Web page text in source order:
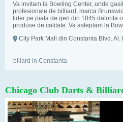
Va invitam la Bowling Center, unde
profesionale de billiard, marca
lider pe piata de gen din 1845 datorita
produse de calitate. Va asteptam la
City Park Mall din Constanta Blvd. Al.
biliard in Constanta
Chicago Club Darts &